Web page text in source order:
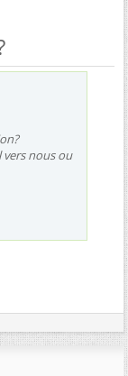
vers nous ou